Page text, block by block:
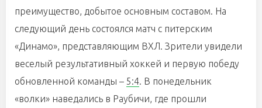
преимущество, добытое основным составом. На
следующий день состоялся матч с питерским
«Динамо», представляющим ВХЛ. Зрители увидели
веселый результативный хоккей и первую победу
обновленной команды – 5:4. В понедельник
«волки» наведались в Раубичи, где прошли